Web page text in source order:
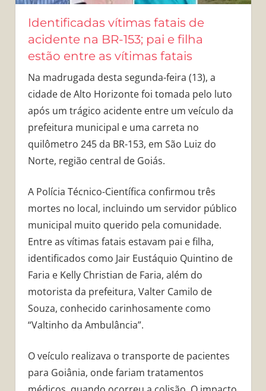
Identificadas vítimas fatais de
acidente na BR-153; pai e filha
estão entre as vítimas fatais
Na madrugada desta segunda-feira (13), a
cidade de Alto Horizonte foi tomada pelo luto
após um trágico acidente entre um veículo da
prefeitura municipal e uma carreta no
quilômetro 245 da BR-153, em São Luiz do
Norte, região central de Goiás.
A Polícia Técnico-Científica confirmou três
mortes no local, incluindo um servidor público
municipal muito querido pela comunidade.
Entre as vítimas fatais estavam pai e filha,
identificados como Jair Eustáquio Quintino de
Faria e Kelly Christian de Faria, além do
motorista da prefeitura, Valter Camilo de
Souza, conhecido carinhosamente como
“Valtinho da Ambulância”.
O veículo realizava o transporte de pacientes
para Goiânia, onde fariam tratamentos